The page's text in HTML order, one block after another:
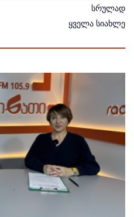
სრულად
ყველა სიახლე